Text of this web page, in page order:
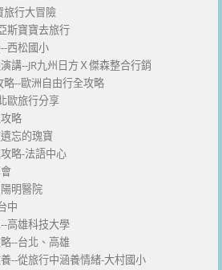
旅行大冒險
斯寶寶去旅行
西松國小
講--JR九州日方Ｘ傑森整合行銷
略--歐洲自由行全攻略
歐旅行分享
略
忘的瑰寶
略-法語中心
明醫院
中
高雄科技大學
--台北、高雄
--從旅行中涵養情緒-大村國小